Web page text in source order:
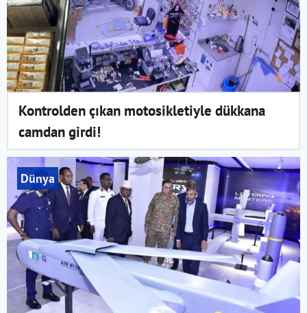
Kontrolden çıkan motosikletiyle dükkana
camdan girdi!
Dünya